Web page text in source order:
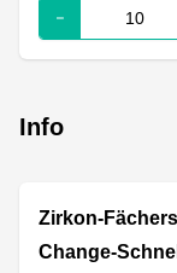
Info
Zirkon-
Change-